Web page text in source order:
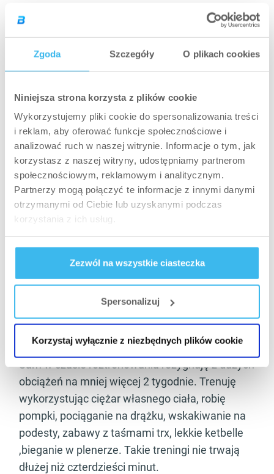
Zgoda Szczegóły O plikach cookies
Niniejsza strona korzysta z plików cookie
Wykorzystujemy pliki cookie do spersonalizowania treści
i reklam, aby oferować funkcje społecznościowe i
analizować ruch w naszej witrynie. Informacje o tym, jak
korzystasz z naszej witryny, udostępniamy partnerom
społecznościowym, reklamowym i analitycznym.
Partnerzy mogą połączyć te informacje z innymi danymi
otrzymanymi od Ciebie lub uzyskanymi podczas
korzystania z ich usług.
Zezwól na wszystkie ciasteczka
Spersonalizuj
Korzystaj wyłącznie z niezbędnych plików cookie
„śmieciowego”. Alkohol skutecznie spowalnia
jako truciznę, którą należy zneutralizować –
kolejności).
W okresie roztrenowania dobrze jest także
zrobić sobie przerwę od kofeiny, geranaminy,
kreatyny, tyrozyny, beta alaniny, stacków
kreatynowych (mieszanek kreatyny i substancji
pobudzających, mobilizujących,
węglowodanów). Dzięki przerwie w ich
Podsumowując, roztrenowanie powinno być
nieodłącznym elementem treningu siłowego.
Oczywiście, należy stosować je wtedy gdy
czujecie wyraźne zmęczenie fizyczne, a postępy
w treningach są mało widoczne.
Sam w czasie roztrenowania rezygnuję z dużych
obciążeń na mniej więcej 2 tygodnie. Trenuję
wykorzystując ciężar własnego ciała, robię
pompki, pociąganie na drążku, wskakiwanie na
podesty, zabawy z taśmami trx, lekkie ketbelle
,bieganie w plenerze. Takie treningi nie trwają
dłużej niż czterdzieści minut.